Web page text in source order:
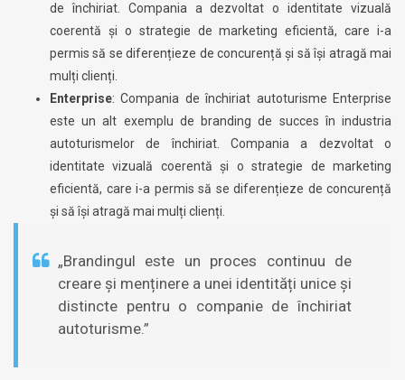
de închiriat. Compania a dezvoltat o identitate vizuală
coerentă și o strategie de marketing eficientă, care i-a
permis să se diferențieze de concurență și să își atragă mai
mulți clienți.
Enterprise: Compania de închiriat autoturisme Enterprise
este un alt exemplu de branding de succes în industria
autoturismelor de închiriat. Compania a dezvoltat o
identitate vizuală coerentă și o strategie de marketing
eficientă, care i-a permis să se diferențieze de concurență
și să își atragă mai mulți clienți.
„Brandingul este un proces continuu de
creare și menținere a unei identități unice și
distincte pentru o companie de închiriat
autoturisme.”